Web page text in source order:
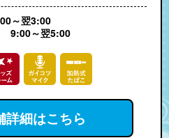
～翌3:00
9:00～翌5:00
詳細はこちら